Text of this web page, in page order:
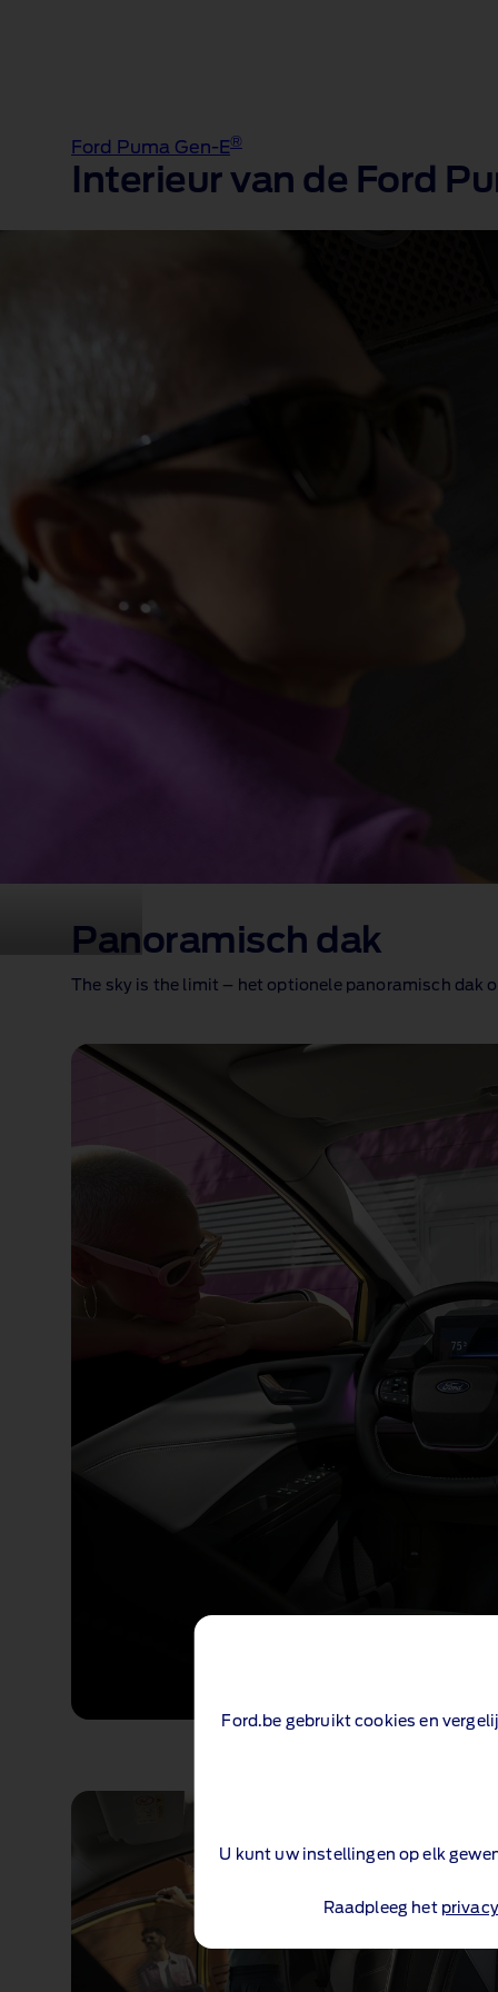
Ford.be gebruikt cookies en
U kunt uw instellingen op elk
Raadpleeg het
Ford Puma Gen-E®
Interieur van de Ford
Panoramisch dak
The sky is the limit – het optionele panoramisch dak